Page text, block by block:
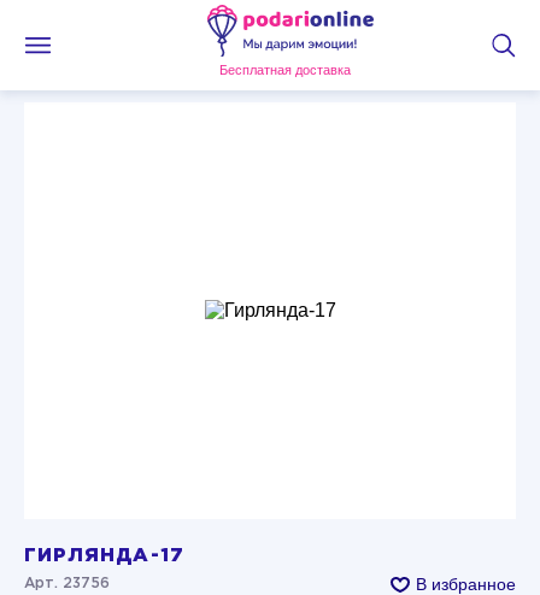
Бесплатная доставка
ГИРЛЯНДА-17
Арт. 23756 В избранное